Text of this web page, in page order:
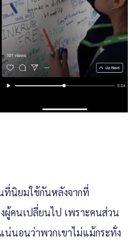
ที่นิยมใช้กันหลังจากที่
ผู้คนเปลี่ยนไป เพราะคนส่วน
นอนว่าพวกเขาไม่แม้กระทั่ง